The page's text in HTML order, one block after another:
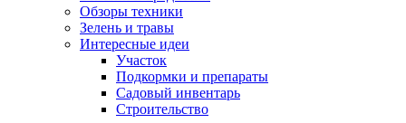
Обзоры техники
Зелень и травы
Интересные идеи
Участок
Подкормки и препараты
Садовый инвентарь
Строительство